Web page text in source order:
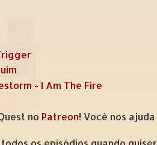
- I Am The Fire
no Patreon! Você nos